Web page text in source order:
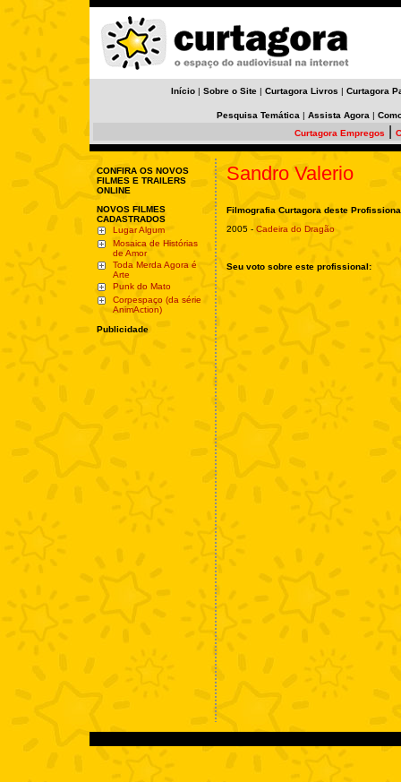
Início | Sobre o Site | Curtagora Livros | Curtagora
Pesquisa Temática | Assista Agora |
Curtagora Empregos
CONFIRA OS NOVOS
FILMES E TRAILERS
ONLINE
NOVOS FILMES
CADASTRADOS
Lugar Algum
Mosaica de Histórias
de Amor
Toda Merda Agora é
Arte
Punk do Mato
Corpespaço (da série
AnimAction)
Publicidade
Sandro Valerio
Filmografia Curtagora deste
2005 - Cadeira do Dragão
Seu voto sobre este profissional: